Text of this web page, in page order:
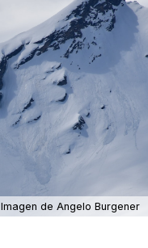
Imagen de Angelo Burgener